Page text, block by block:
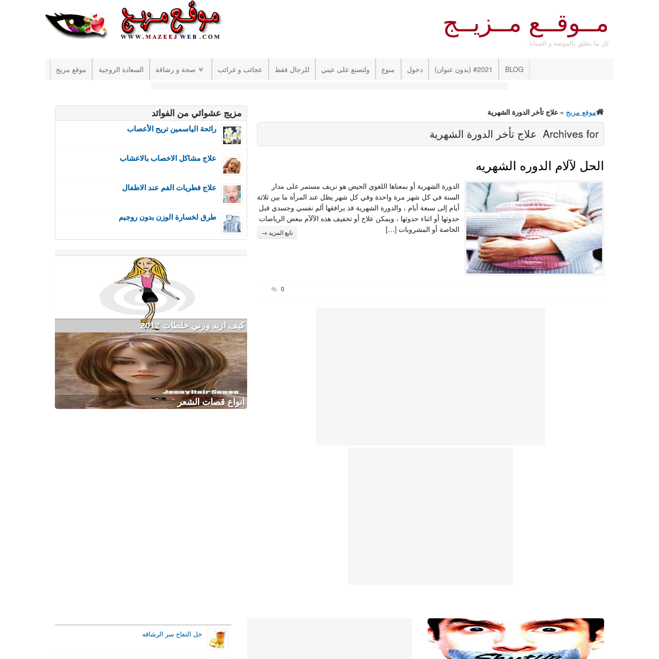
مــوقــع مــزيــج
كل ما يتعلق بالموضة و الصبايا .
موقع مزيج السعادة الزوجية صحة و رشاقة عجائب و غرائب للرجال فقط ولتصنع على عيني منوع دخول #2021 (بدون عنوان) BLOG
موقع مزيج » علاج تأخر الدورة الشهرية
Archives for علاج تأخر الدورة الشهرية
الحل لآلام الدوره الشهريه
الدورة الشهرية أو بمعناها اللغوي الحيض هو نزيف مستمر على مدار
السنة في كل شهر مرة واحدة وفي كل شهر يظل عند المرأة ما بين ثلاثة
أيام إلى سبعة أيام ، والدورة الشهرية قد يرافقها ألم نفسي وجسدي قبل
حدوثها أو اثناء حدوثها ، ويمكن علاج أو تخفيف هذه الآلآم ببعض الرياضات
الخاصة أو المشروبات […]
تابع المزيد →
0
مزيج عشوائي من الفوائد
رائحة الياسمين تريح الأعصاب
علاج مشاكل الاخصاب بالاعشاب
علاج فطريات الفم عند الاطفال
طرق لخسارة الوزن بدون روجيم
كيف ازيد وزني خلطات 2012
انواع قصات الشعر
خل التفاح سر الرشاقه